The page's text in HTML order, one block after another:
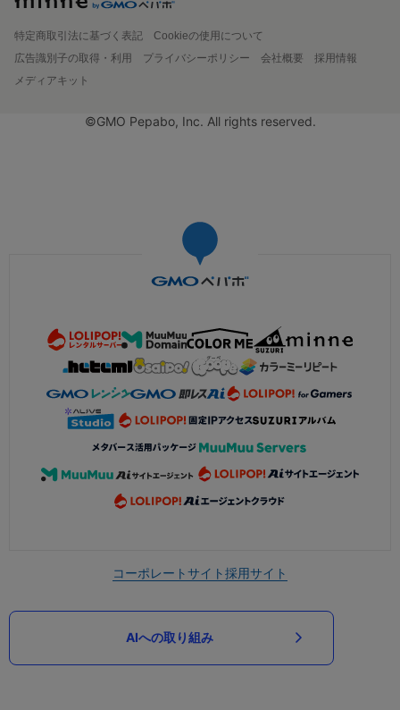
特定商取引法に基づく表記
Cookieの使用について
広告識別子の取得・利用
プライバシーポリシー 会社概要
採用情報
メディアキット
©GMO Pepabo, Inc. All rights reserved.
コーポレートサイト採用サイト
AIへの取り組み